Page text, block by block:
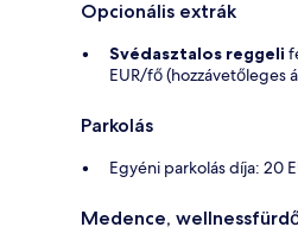
Opcionális extrák
Svédasztalos reggeli
EUR/fő (hozzávetőleges
Parkolás
Egyéni parkolás díja: 20
Medence,